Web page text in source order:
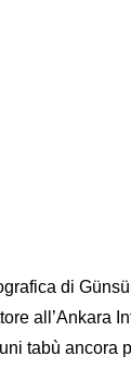
di
all’Ankara
tabù